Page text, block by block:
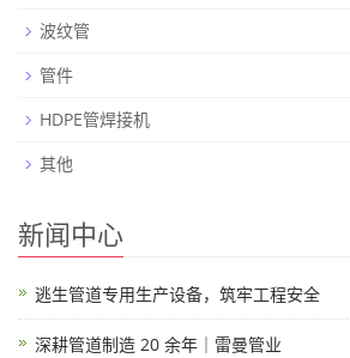
波纹管
管件
HDPE管焊接机
其他
新闻中心
逃生管道专用生产设备，筑牢工程安全
深耕管道制造 20 余年｜雷曼管业